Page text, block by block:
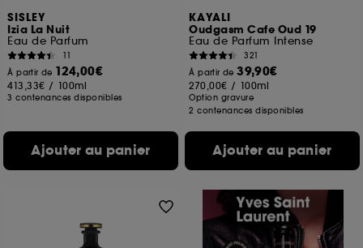
SISLEY
Izia La Nuit
Eau de Parfum
11
À partir de 124,00€
413,33€ / 100ml
3 contenances disponibles
Ajouter au panier
KAYALI
Oudgasm Cafe Oud 19
Eau de Parfum Intense
321
À partir de39,90€
270,00€ / 100ml
Option gravure
2 contenances disponibles
Ajouter au panier